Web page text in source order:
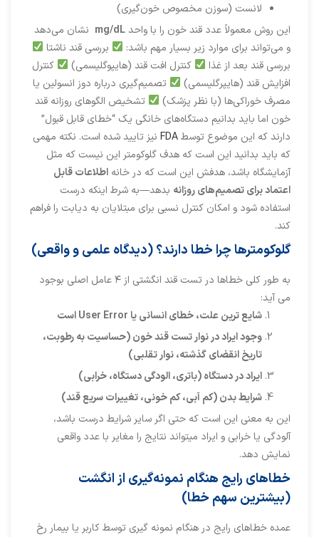
لانست (سوزن مخصوص خون‌گیری)
این روش معمولاً عدد قند خون را با واحدmg/dL نشان می‌دهد
و می‌تواند برای موارد زیر بسیار مهم باشد:
بررسی قند ناشتا
بررسی قند بعد از غذا
کنترل افت قند (هایپوگلیسمی)
کنترل
افزایش قند (هایپرگلیسمی)
تصمیم‌گیری درباره دوز انسولین یا
مصرف خوراکی‌ها (با نظر پزشک)
تشخیص الگوهای روزانه قند
خون اما باید بدانیم دستگاه‌های خانگی یک “خطای قابل قبول”
دارند که این موضوع توسطFDA نیز تایید شده است. نکته مهمی
که باید بدانید این است که هدف گلوکومتر این نیست که مثل
آزمایشگاه باشد، هدفش این است که در خانه اطلاعات قابل
اعتماد برای تصمیم‌های روزانه بدهد—به شرط اینکه درست
استفاده شود و امکان کنترل نسبی برای مبتلایان به دیابت را فراهم
کند.
گلوکومترها چرا خطا دارند؟ (دیدگاه علمی و واقعی)
به‌ طور کلی خطاها در تست قند انگشتی از ۴ عامل اصلی بوجود
می آید:
شایع ترین علت، خطای انسانی یاUser Errorاست
وجود ایراد در نوار تست قند خون (حساسیت به رطوبت،
تاریخ انقضای گذشته، نوار تقلبی)
ایراد در دستگاه (باتری، الودگی دستگاه، خرابی)
شرایط بدن (کم آبی، کم خونی، تغییرات سریع قند)
این به معنی این است که حتی اگر سایر شرایط درست باشد،
آلودگی یا خرابی و ایراد میتواند نتایج را مغایر با عدد واقعی
نمایش دهد.
خطاهای رایج هنگام نمونه‌گیری از انگشت
(بیشترین سهم خطا)
عمده خطاهای رایج در هنگام نمونه گیری توسط کاربر یا بیمار رخ